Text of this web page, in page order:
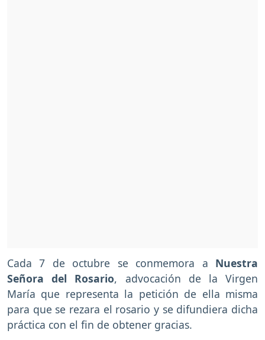
Cada 7 de octubre se conmemora a Nuestra
Señora del Rosario, advocación de la Virgen
María que representa la petición de ella misma
para que se rezara el rosario y se difundiera dicha
práctica con el fin de obtener gracias.